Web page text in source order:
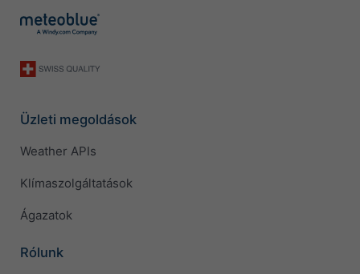
Üzleti megoldások
Weather APIs
Klímaszolgáltatások
Ágazatok
Rólunk